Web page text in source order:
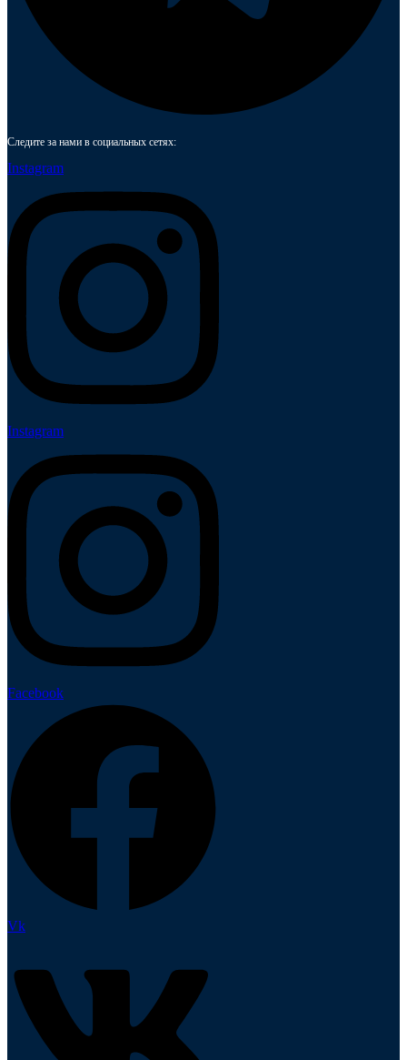
Следите за нами в социальных сетях:
Instagram
Instagram
Facebook
Vk